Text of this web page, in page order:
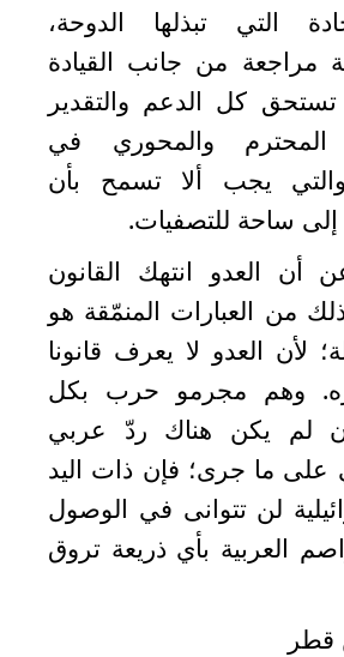
التي تبذلها الدوحة،
مراجعة من جانب القيادة
تستحق كل الدعم والتقدير
والمحوري في
يجب ألا تسمح بأن
إلى ساحة للتصفيات.
أن العدو انتهك القانون
من العبارات المنمّقة هو
لأن العدو لا يعرف قانونا
وهم مجرمو حرب بكل
لم يكن هناك ردّ عربي
ما جرى؛ فإن ذات اليد
لن تتوانى في الوصول
العربية بأي ذريعة تروق
قطر